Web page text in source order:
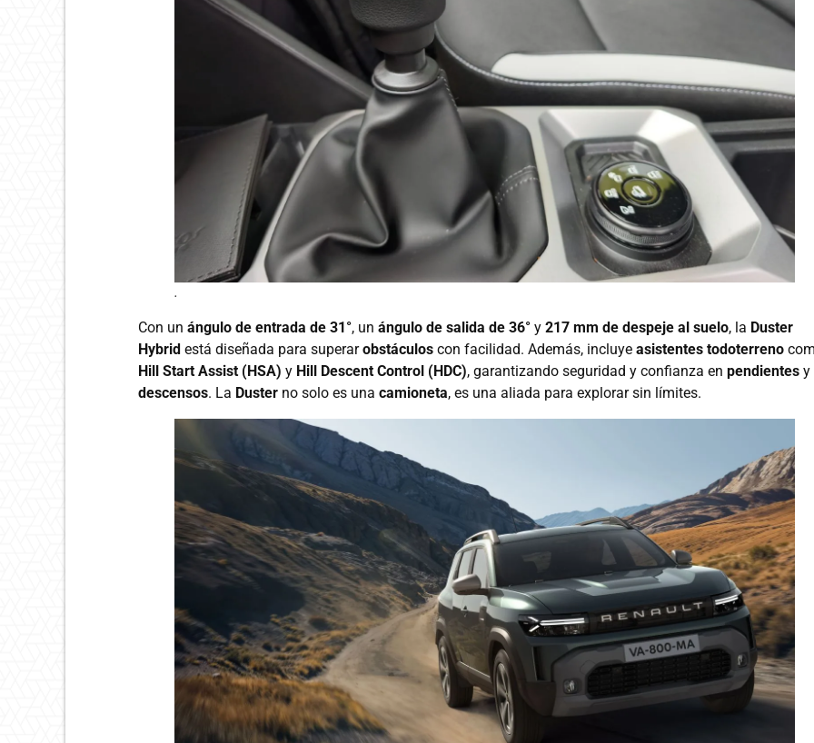
.
Con un ángulo de entrada de 31°, un ángulo de salida de 36° y 217 mm de despeje al suelo, la Duster
Hybrid está diseñada para superarobstáculos con facilidad. Además, incluye asistentes todoterreno
Hill Start Assist (HSA) y Hill Descent Control (HDC), garantizando seguridad y confianza en pendientes y
descensos. La Duster no solo es una camioneta, es una aliada para explorar sin límites.